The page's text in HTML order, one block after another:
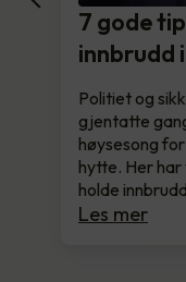
7 gode
innbrudd
Politiet og
gjentatte
høysesong
hytte. Her har
holde
Les mer